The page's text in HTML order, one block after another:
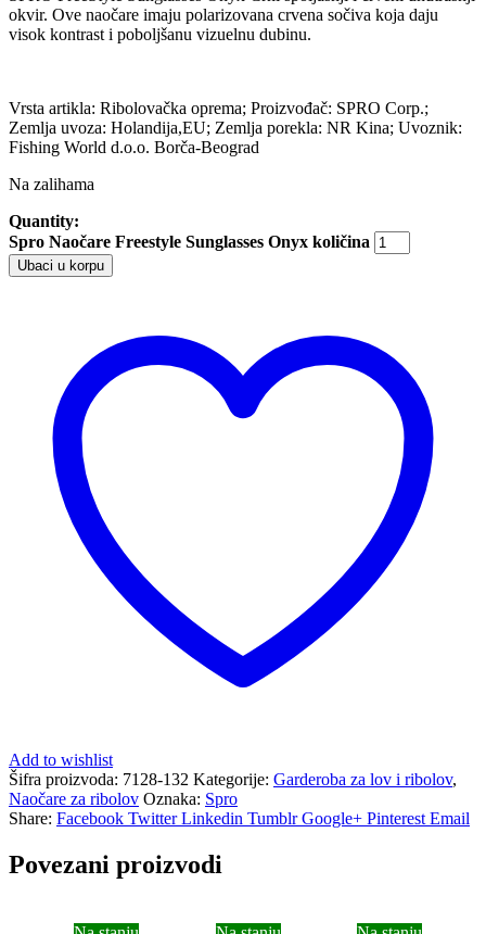
okvir. Ove naočare imaju polarizovana crvena sočiva koja daju
visok kontrast i poboljšanu vizuelnu dubinu.
Vrsta artikla: Ribolovačka oprema; Proizvođač: SPRO Corp.;
Zemlja uvoza: Holandija,EU; Zemlja porekla: NR Kina; Uvoznik:
Fishing World d.o.o. Borča-Beograd
Na zalihama
Quantity:
Spro Naočare Freestyle Sunglasses Onyx količina
Ubaci u korpu
Add to wishlist
Šifra proizvoda: 7128-132 Kategorije: Garderoba za lov i ribolov,
Naočare za ribolov Oznaka: Spro
Share: Facebook Twitter Linkedin Tumblr Google+ Pinterest Email
Povezani proizvodi